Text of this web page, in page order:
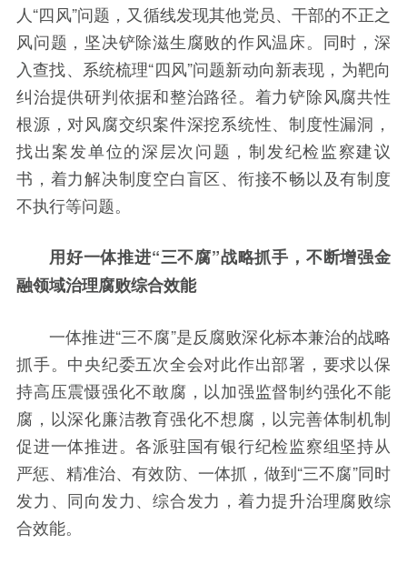
人“四风”问题，又循线发现其他党员、干部的不正之
风问题，坚决铲除滋生腐败的作风温床。同时，深
入查找、系统梳理“四风”问题新动向新表现，为靶向
纠治提供研判依据和整治路径。着力铲除风腐共性
根源，对风腐交织案件深挖系统性、制度性漏洞，
找出案发单位的深层次问题，制发纪检监察建议
书，着力解决制度空白盲区、衔接不畅以及有制度
不执行等问题。
用好一体推进“三不腐”战略抓手，不断增强金
融领域治理腐败综合效能
一体推进“三不腐”是反腐败深化标本兼治的战略
抓手。中央纪委五次全会对此作出部署，要求以保
持高压震慑强化不敢腐，以加强监督制约强化不能
腐，以深化廉洁教育强化不想腐，以完善体制机制
促进一体推进。各派驻国有银行纪检监察组坚持从
严惩、精准治、有效防、一体抓，做到“三不腐”同时
发力、同向发力、综合发力，着力提升治理腐败综
合效能。